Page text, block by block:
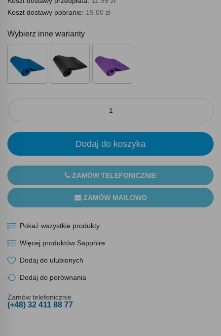
Koszt dostawy pobranie: 19.00 zł
Wybierz inne warianty
Dodaj do koszyka
ZAMÓW TELEFONICZNIE
ZAMÓW MAILOWO
Pokaż wszystkie produkty
Więcej produktów Sapphire
Dodaj do ulubionych
Dodaj do porównania
Zamów telefonicznie
(+48) 32 411 88 77